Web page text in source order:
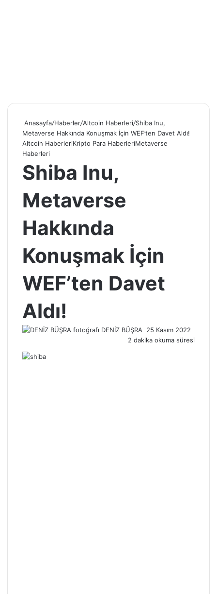
Anasayfa/Haberler/Altcoin Haberleri/Shiba Inu,
Metaverse Hakkında Konuşmak İçin WEF’ten Davet Aldı!
Altcoin HaberleriKripto Para HaberleriMetaverse
Haberleri
Shiba Inu,
Metaverse
Hakkında
Konuşmak İçin
WEF’ten Davet
Aldı!
DENİZ BÜŞRA
Bir
e-
25 Kasım 2022
2 dakika okuma süresi